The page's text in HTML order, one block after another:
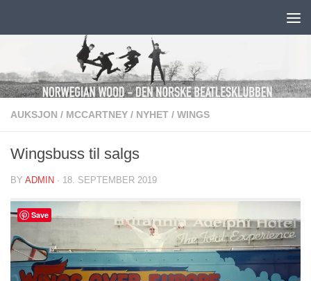
AUKSJON / MCCARTNEY / NYHET / WINGS
Wingsbuss til salgs
BY ADMIN · 18. SEPTEMBER 2019
Save